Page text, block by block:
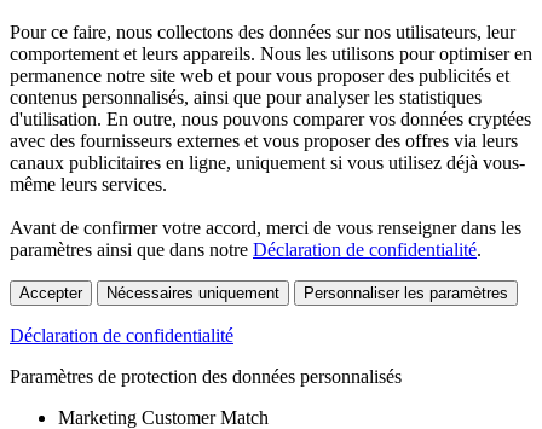
Pour ce faire, nous collectons des données sur nos utilisateurs, leur
comportement et leurs appareils. Nous les utilisons pour optimiser en
permanence notre site web et pour vous proposer des publicités et
contenus personnalisés, ainsi que pour analyser les statistiques
d'utilisation. En outre, nous pouvons comparer vos données cryptées
avec des fournisseurs externes et vous proposer des offres via leurs
canaux publicitaires en ligne, uniquement si vous utilisez déjà vous-
même leurs services.
Avant de confirmer votre accord, merci de vous renseigner dans les
paramètres ainsi que dans notre Déclaration de confidentialité.
Accepter Nécessaires uniquement Personnaliser les paramètres
Déclaration de confidentialité
Paramètres de protection des données personnalisés
Marketing Customer Match